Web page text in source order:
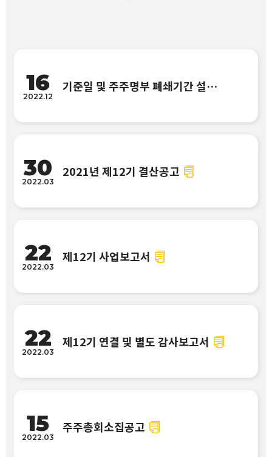
16
2022.12
기준일 및 주주명부 폐쇄기간 설정 공고
30
2022.03
2021년 제12기 결산공고
22
2022.03
제12기 사업보고서
22
2022.03
제12기 연결 및 별도 감사보고서
15
2022.03
주주총회소집공고